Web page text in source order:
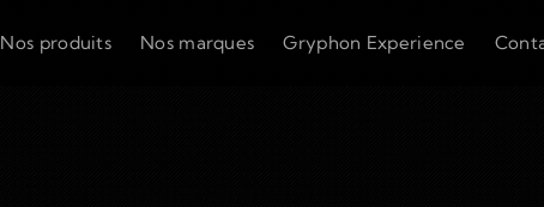
Nos produits Nos marques Gryphon Experience